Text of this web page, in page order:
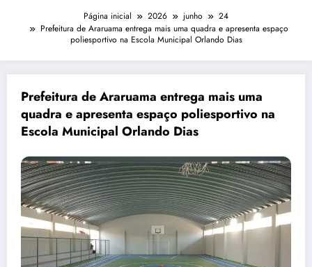
Página inicial 2026 junho
24
Prefeitura de Araruama entrega mais uma quadra e apresenta espaço
poliesportivo na Escola Municipal Orlando Dias
Prefeitura de Araruama entrega mais uma
quadra e apresenta espaço poliesportivo na
Escola Municipal Orlando Dias